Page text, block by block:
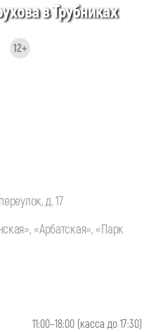
в Трубниках
12+
д. 17
«Арбатская», «Парк
11:00–18:00 (касса до 17:30)